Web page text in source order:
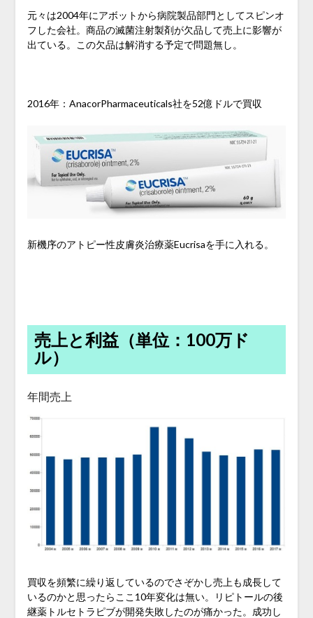
元々は2004年にアボットから病院製品部門としてスピンオ
フした会社。商品の滅菌注射製剤が欠品して売上に影響が
出ている。この欠品は解消する予定で問題無し。
2016年：AnacorPharmaceuticals社を52億ドルで買収
新機序のアトピー性皮膚炎治療薬Eucrisaを手に入れる。
売上と利益（単位：100万ド
ル）
年間売上
買収を頻繁に繰り返しているのでさぞかし売上も成長して
いるのかと思ったらここ10年変化は無い。リピトールの後
継薬トルセトラピブが開発失敗したのが痛かった。成功し